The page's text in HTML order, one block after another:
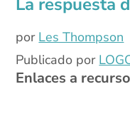
por Les Thompson
Publicado por
Enlaces a